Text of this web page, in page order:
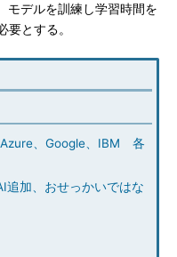
モデルを訓練し学習時間を
要とする。
Azure、Google、IBM 各
追加、おせっかいではな